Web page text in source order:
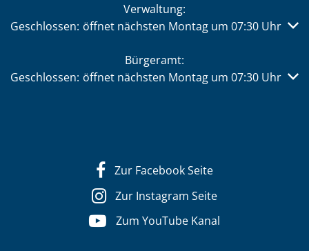
Verwaltung:
Klicken, um weitere Öffnungs- oder Schließzeiten
Geschlossen: öffnet nächsten Montag um 07:30 Uhr
Bürgeramt:
Klicken, um weitere Öffnungs- oder Schließzeiten
Geschlossen: öffnet nächsten Montag um 07:30 Uhr
Zur Facebook Seite
Zur Instagram Seite
Zum YouTube Kanal